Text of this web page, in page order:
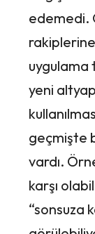
edemedi.
uygulama
yeni
geçmişte
vardı.
karşı
“sonsuza